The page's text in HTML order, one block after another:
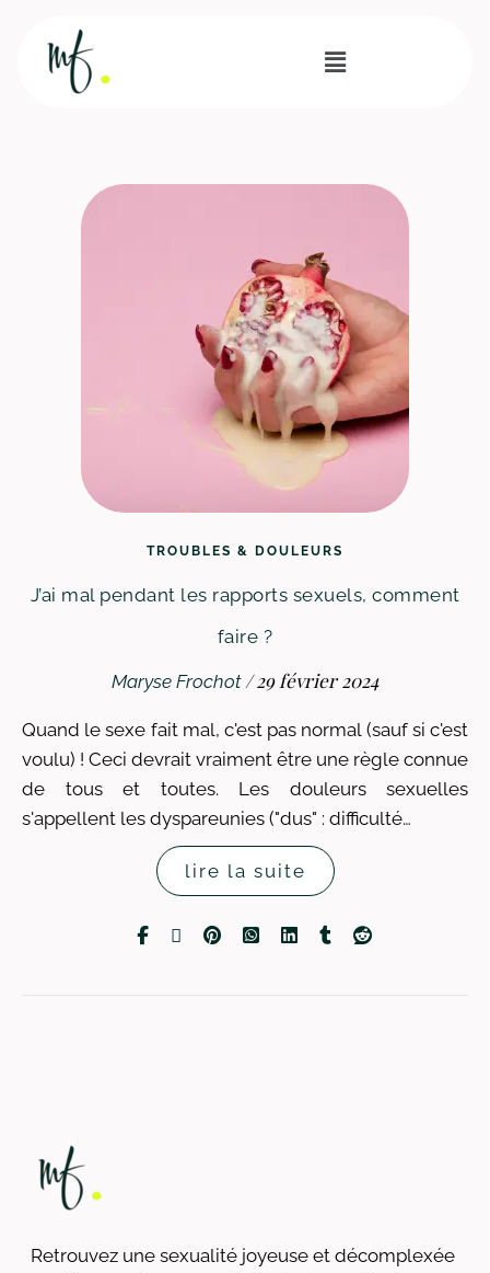
TROUBLES & DOULEURS
J’ai mal pendant les rapports sexuels, comment
faire ?
Maryse Frochot / 29 février 2024
Quand le sexe fait mal, c'est pas normal (sauf si c'est
voulu) ! Ceci devrait vraiment être une règle connue
de tous et toutes. Les douleurs sexuelles
s'appellent les dyspareunies ("dus" : difficulté…
lire la suite
Retrouvez une sexualité joyeuse et décomplexée